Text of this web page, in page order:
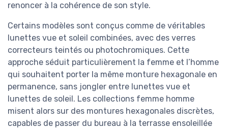
renoncer à la cohérence de son style.
Certains modèles sont conçus comme de véritables
lunettes vue et soleil combinées, avec des verres
correcteurs teintés ou photochromiques. Cette
approche séduit particulièrement la femme et l’homme
qui souhaitent porter la même monture hexagonale en
permanence, sans jongler entre lunettes vue et
lunettes de soleil. Les collections femme homme
misent alors sur des montures hexagonales discrètes,
capables de passer du bureau à la terrasse ensoleillée